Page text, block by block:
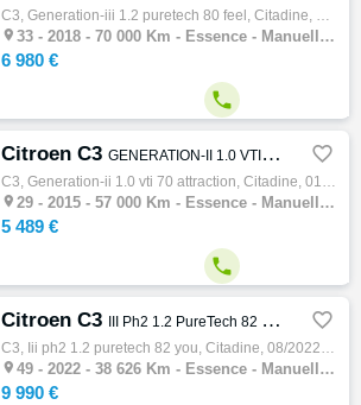
C3, Generation-iii 1.2 puretech 80 feel, Citadine, 08/2018, 82ch, 4cv, 70000 km, 5 portes, Essence, Boite de vitesse manuelle, Couleur blan…
 33 - 2018 - 70 000 Km - Essence - Manuelle - Citadine
6 980 €

Citroen C3 GENERATION-II 1.0 VTI 70 ATTRACTION 
C3, Generation-ii 1.0 vti 70 attraction, Citadine, 01/2015, 68ch, 4cv, 57000 km, 5 portes, 5 places, Essence, Boite de vitesse manuelle, Co…
 29 - 2015 - 57 000 Km - Essence - Manuelle - Citadine
5 489 €

Citroen C3 III Ph2 1.2 PureTech 82 YOU 
C3, Iii ph2 1.2 puretech 82 you, Citadine, 08/2022, 82ch, 4cv, 38626 km, 5 portes, 5 places, Clim. manuelle, Essence, Boite de vitesse manu…
 49 - 2022 - 38 626 Km - Essence - Manuelle - Citadine
9 990 €